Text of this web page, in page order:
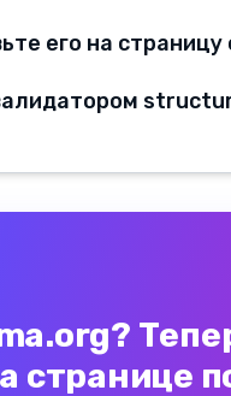
его на страницу
странице